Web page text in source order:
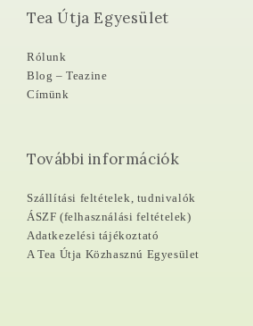
Tea Útja Egyesület
Rólunk
Blog – Teazine
Címünk
További információk
Szállítási feltételek, tudnivalók
ÁSZF (felhasználási feltételek)
Adatkezelési tájékoztató
A Tea Útja Közhasznú Egyesület